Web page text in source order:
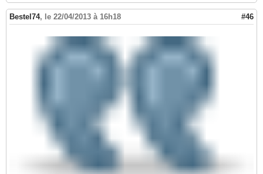
Bestel74, le 22/04/2013 à 16h18 #46